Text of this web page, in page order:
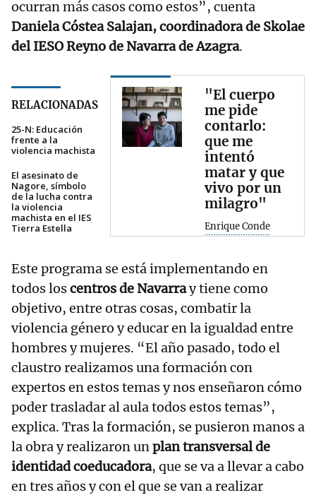
ocurran más casos como estos”, cuenta
Daniela Cóstea Salajan, coordinadora de Skolae
del IESO Reyno de Navarra de Azagra.
RELACIONADAS
25-N: Educación
frente a la
violencia machista
El asesinato de
Nagore, símbolo
de la lucha contra
la violencia
machista en el IES
Tierra Estella
"El cuerpo
me pide
contarlo:
que me
intentó
matar y que
vivo por un
milagro"
Enrique Conde
Este programa se está implementando en
todos loscentros de Navarray tiene como
objetivo, entre otras cosas, combatir la
violencia género y educar en la igualdad entre
hombres y mujeres. “El año pasado, todo el
claustro realizamos una formación con
expertos en estos temas y nos enseñaron cómo
poder trasladar al aula todos estos temas”,
explica. Tras la formación, se pusieron manos a
la obra y realizaron unplan transversal de
identidad coeducadora, que se va a llevar a cabo
en tres años y con el que se van a realizar